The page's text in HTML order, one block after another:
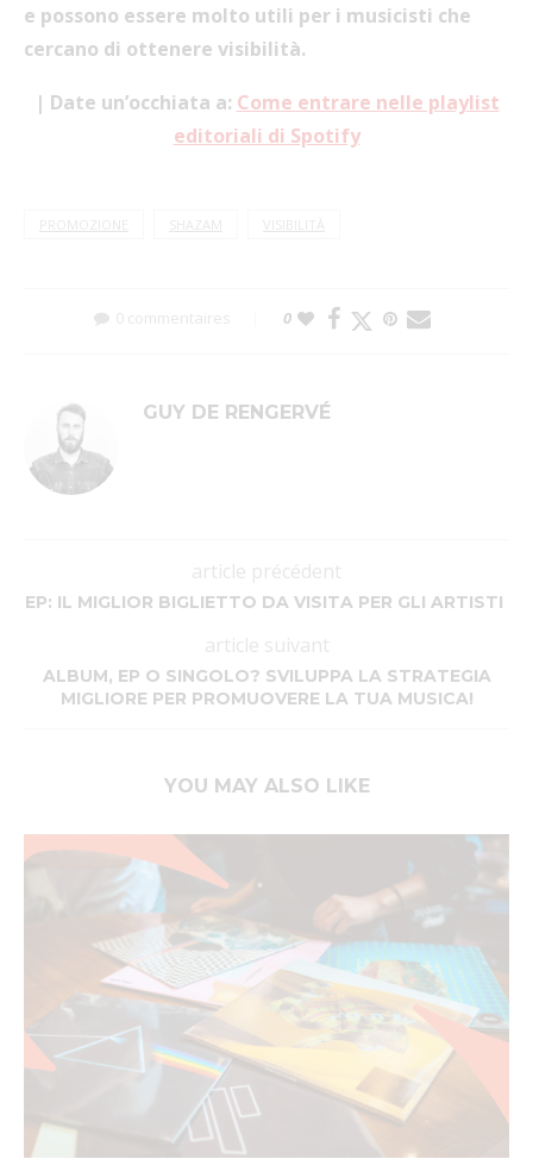
e possono essere molto utili per i musicisti che
cercano di ottenere visibilità.
| Date un’occhiata a: Come entrare nelle playlist
editoriali di Spotify
SHAZAM VISIBILITÀ
0 commentaires 0
GUY DE RENGERVÉ
article précédent
EP: IL MIGLIOR BIGLIETTO DA VISITA PER GLI ARTISTI
article suivant
ALBUM, EP O SINGOLO? SVILUPPA LA STRATEGIA
MIGLIORE PER PROMUOVERE LA TUA MUSICA!
YOU MAY ALSO LIKE